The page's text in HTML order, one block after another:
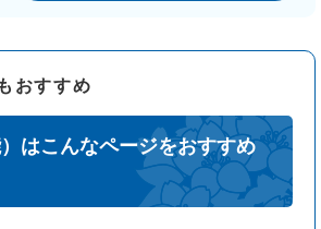
おすすめ
はこんなページをおすすめ